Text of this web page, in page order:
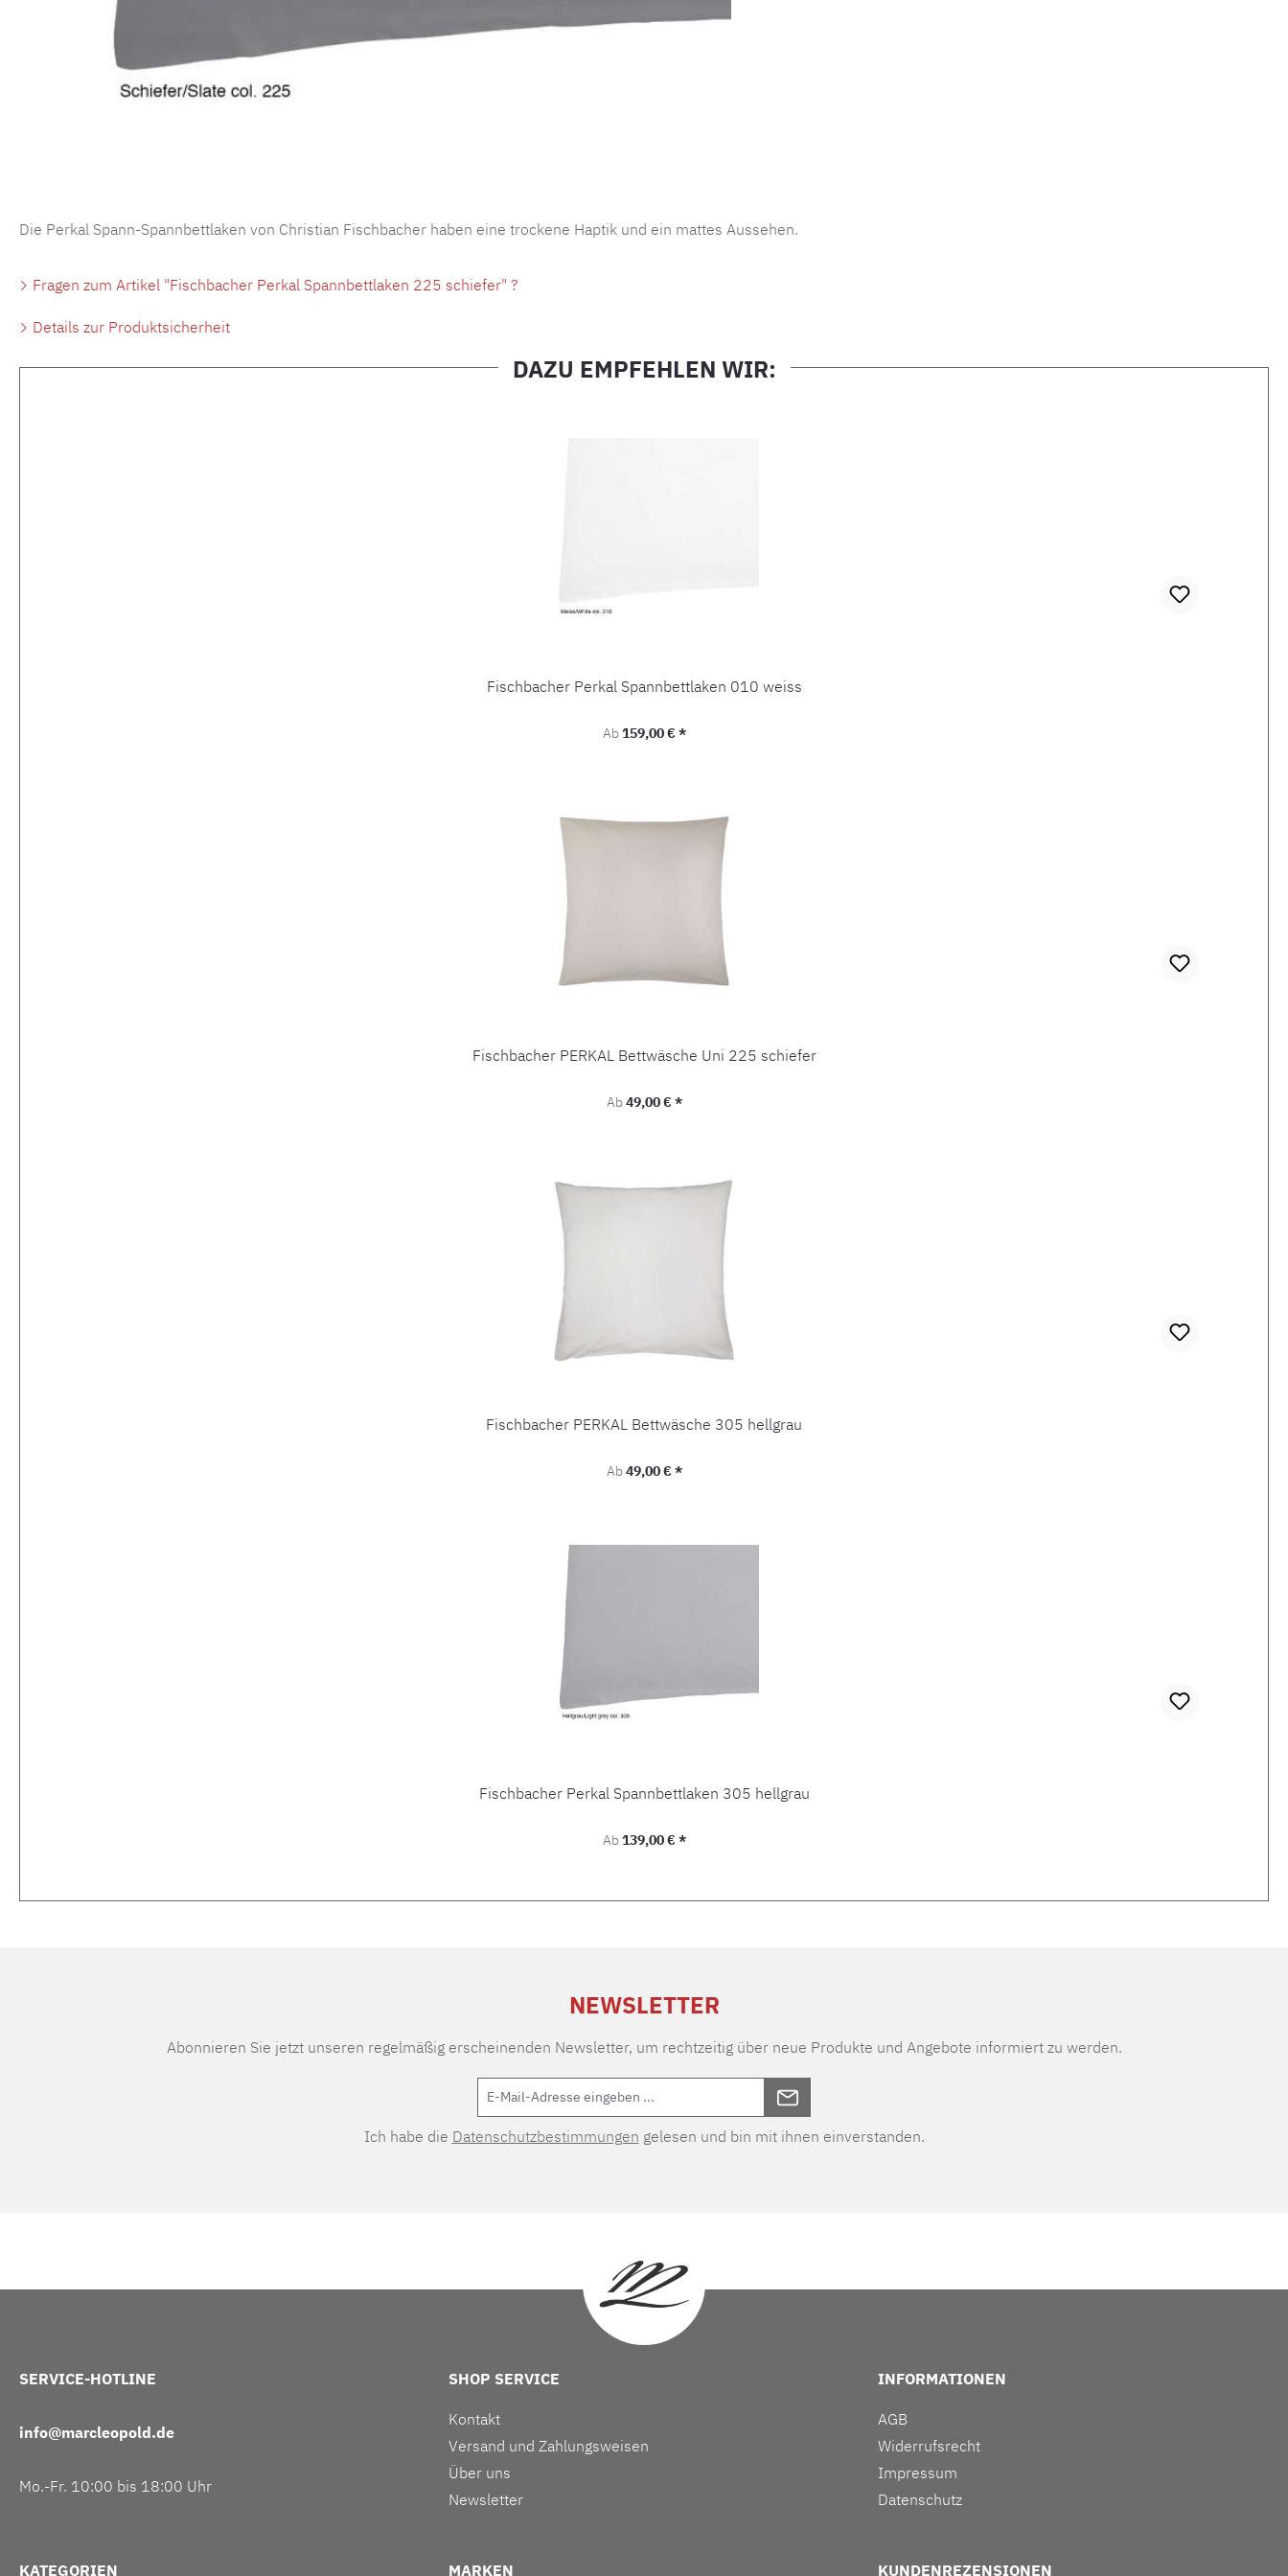
Die Perkal Spann-Spannbettlaken von Christian Fischbacher haben eine trockene Haptik und ein mattes Aussehen.
Fragen zum Artikel "Fischbacher Perkal Spannbettlaken 225 schiefer" ?
Details zur Produktsicherheit
DAZU EMPFEHLEN WIR:
Fischbacher Perkal Spannbettlaken 010 weiss
Regulärer Preis:
Ab159,00 € *
Fischbacher PERKAL Bettwäsche Uni 225 schiefer
Regulärer Preis:
Ab49,00 € *
Fischbacher PERKAL Bettwäsche 305 hellgrau
Regulärer Preis:
Ab49,00 € *
Fischbacher Perkal Spannbettlaken 305 hellgrau
Regulärer Preis:
Ab139,00 € *
NEWSLETTER
Abonnieren Sie jetzt unseren regelmäßig erscheinenden Newsletter, um rechtzeitig über neue Produkte und Angebote informiert zu werden.
Ich habe die Datenschutzbestimmungen gelesen und bin mit ihnen einverstanden.
SERVICE-HOTLINE
info@marcleopold.de
Mo.-Fr. 10:00 bis 18:00 Uhr
SHOP SERVICE
Kontakt
Versand und Zahlungsweisen
Über uns
Newsletter
INFORMATIONEN
AGB
Widerrufsrecht
Impressum
Datenschutz
KATEGORIEN MARKEN KUNDENREZENSIONEN